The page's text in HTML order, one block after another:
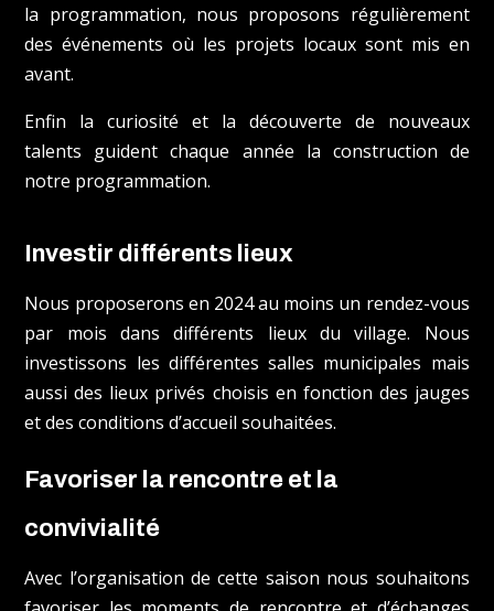
la programmation, nous proposons régulièrement
des événements où les projets locaux sont mis en
avant.
Enfin la curiosité et la découverte de nouveaux
talents guident chaque année la construction de
notre programmation.
Investir différents lieux
Nous proposerons en 2024 au moins un rendez-vous
par mois dans différents lieux du village. Nous
investissons les différentes salles municipales mais
aussi des lieux privés choisis en fonction des jauges
et des conditions d’accueil souhaitées.
Favoriser la rencontre et la
convivialité
Avec l’organisation de cette saison nous souhaitons